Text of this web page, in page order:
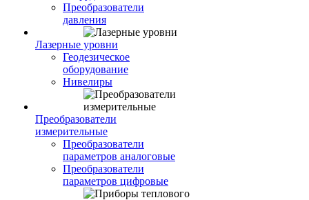
Преобразователи
давления
Лазерные уровни
Геодезическое
оборудование
Нивелиры
Преобразователи
измерительные
Преобразователи
параметров аналоговые
Преобразователи
параметров цифровые